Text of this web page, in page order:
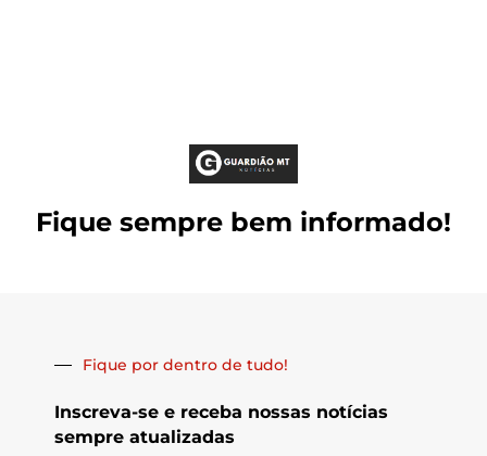
Fique sempre bem informado!
Fique por dentro de tudo!
Inscreva-se e receba nossas notícias
sempre atualizadas